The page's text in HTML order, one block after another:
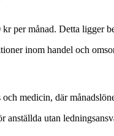
per månad. Detta ligger
inom handel och
medicin, där
utan